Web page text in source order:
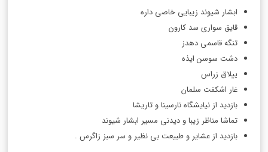
ابشار شیوند زیبایی خاصی داره
قایق سواری سد کارون
تنگه قاسمی دهدز
دشت سوسن ایذه
ییلاق زراس
غار اشکفت سلمان
بازدید از نیایشگاه نارسینا و تاریشا
تماشا مناظر زیبا و دیدنی مسیر ابشار شیوند
بازدید از عشایر و طبیعت بی نظیر و سر سبز زاگرس .